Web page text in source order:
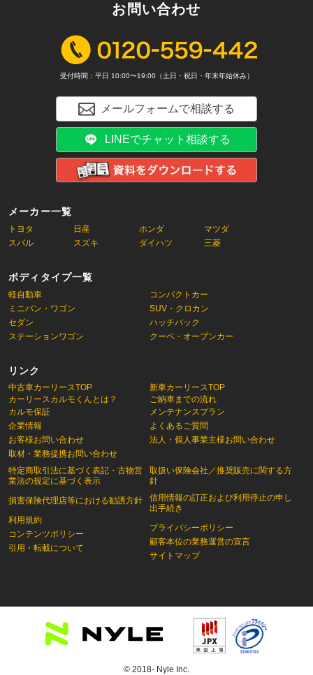
メーカー一覧
トヨタ 日産 ホンダ
マツダ
スバル
スズキ ダイハツ 三菱
ボディタイプ一覧
軽自動車
コンパクトカー
ミニバン・ワゴン
SUV・クロカン
セダン
ハッチバック
ステーションワゴン
クーペ・オープンカー
リンク
中古車カーリースTOP
カーリースカルモくんとは？
新車カーリースTOP
ご納車までの流れ
カルモ保証
企業情報
お客様お問い合わせ
取材・業務提携お問い合わせ
特定商取引法に基づく表記・古物営
業法の規定に基づく表示
損害保険代理店等における勧誘方針
利用規約
コンテンツポリシー
引用・転載について
メンテナンスプラン
よくあるご質問
法人・個人事業主様お問い合わせ
取扱い保険会社／推奨販売に関する方
針
信用情報の訂正および利用停止の申し
出手続き
プライバシーポリシー
顧客本位の業務運営の宣言
サイトマップ
お問い合わせ
受付時間：平日 10:00〜19:00（土日・祝日・年末年始休み）
メールフォームで相談する
LINEでチャット相談する
© 2018- Nyle Inc.